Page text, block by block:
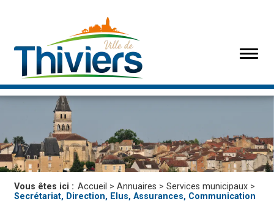
Vous êtes ici : Accueil > Annuaires > Services municipaux >
Secrétariat, Direction, Elus, Assurances, Communication